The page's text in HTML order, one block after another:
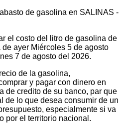
de gasolina en SALINAS -
el costo del litro de gasolina de
ayer Miércoles 5 de agosto
7 de agosto del 2026.
de la gasolina,
y pagar con dinero en
de credito de su banco, par que
de lo que desea consumir de un
especialmente si va
por el territorio nacional.